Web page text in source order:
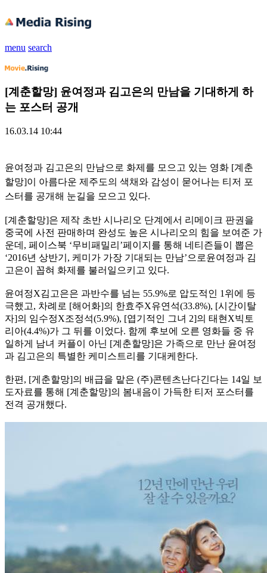
menu search
[계춘할망] 윤여정과 김고은의 만남을 기대하게 하
는 포스터 공개
16.03.14 10:44
윤여정과 김고은의 만남으로 화제를 모으고 있는 영화 [계춘
할망]이 아름다운 제주도의 색채와 감성이 묻어나는 티저 포
스터를 공개해 눈길을 모으고 있다.
[계춘할망]은 제작 초반 시나리오 단계에서 리메이크 판권을
중국에 사전 판매하며 완성도 높은 시나리오의 힘을 보여준 가
운데, 페이스북 ‘무비패밀리’페이지를 통해 네티즌들이 뽑은
‘2016년 상반기, 케미가 가장 기대되는 만남’으로윤여정과 김
고은이 꼽혀 화제를 불러일으키고 있다.
윤여정X김고은은 과반수를 넘는 55.9%로 압도적인 1위에 등
극했고, 차례로 [해어화]의 한효주X유연석(33.8%), [시간이탈
자]의 임수정X조정석(5.9%), [엽기적인 그녀 2]의 태현X빅토
리아(4.4%)가 그 뒤를 이었다. 함께 후보에 오른 영화들 중 유
일하게 남녀 커플이 아닌 [계춘할망]은 가족으로 만난 윤여정
과 김고은의 특별한 케미스트리를 기대케한다.
한편, [게춘할망]의 배급을 맡은 (주)콘텐츠난다긴다는 14일 보
도자료를 통해 [계춘할망]의 봄내음이 가득한 티저 포스터를
전격 공개했다.